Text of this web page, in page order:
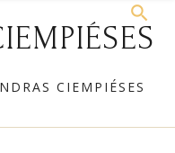
search
CIEMPIÉSES